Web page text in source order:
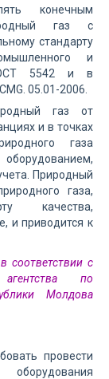
конечным
газ с
стандарту
и
ГОСТ 5542 и в
05.01-2006.
газ от
и в точках
газа
Природный
газа,
качества,
и приводится к
соответствии с
агентства по
Молдова
провести
оборудования